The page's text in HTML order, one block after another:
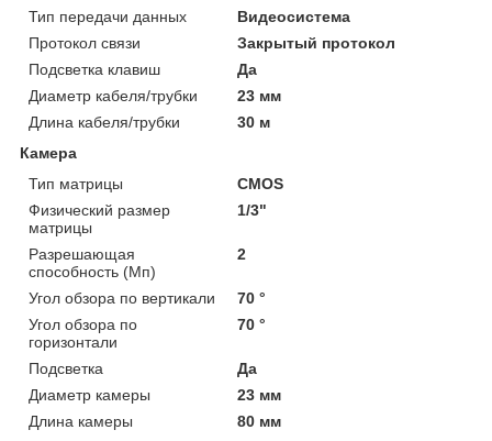
Тип передачи данных
Видеосистема
Протокол связи
Закрытый протокол
Подсветка клавиш
Да
Диаметр кабеля/трубки
23 мм
Длина кабеля/трубки
30 м
Камера
Тип матрицы
CMOS
Физический размер
матрицы
1/3"
Разрешающая
способность (Мп)
2
Угол обзора по вертикали
70 °
Угол обзора по
горизонтали
70 °
Подсветка
Да
Диаметр камеры
23 мм
Длина камеры
80 мм